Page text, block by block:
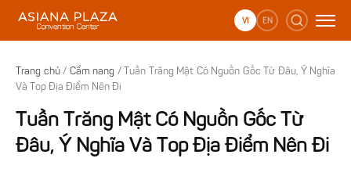
VI EN
Trang chủ/ Cẩm nang /
Tuần Trăng Mật Có Nguồn Gốc Từ Đâu, Ý Nghĩa
Và Top Địa Điểm Nên Đi
Tuần Trăng Mật Có Nguồn Gốc Từ
Đâu, Ý Nghĩa Và Top Địa Điểm Nên Đi